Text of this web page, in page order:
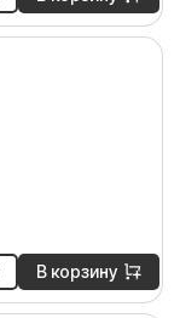
В корзину